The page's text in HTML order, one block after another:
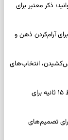
ذکر معتبر برای
۱۴۰۵ | پیام‌هایی برای آرام‌کردن ذهن و
۱۴۰۵ | روزی برای نفس‌کشیدن، انتخاب‌های
بازی فکری | تکه پیتزا میان سبزیجات قایم شده؛ فقط ۱۵ ثانیه برای
۱۴۰۵ | نیت‌هایی برای تصمیم‌های